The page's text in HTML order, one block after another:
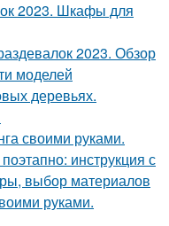
2023. Шкафы для
2023. Обзор
моделей
деревьях.
своими руками.
инструкция с
выбор материалов
руками.